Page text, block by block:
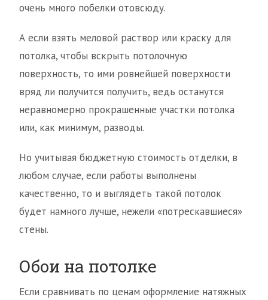
очень много побелки отовсюду.
А если взять меловой раствор или краску для
потолка, чтобы вскрыть потолочную
поверхность, то ими ровнейшей поверхности
вряд ли получится получить, ведь останутся
неравномерно прокрашенные участки потолка
или, как минимум, разводы.
Но учитывая бюджетную стоимость отделки, в
любом случае, если работы выполнены
качественно, то и выглядеть такой потолок
будет намного лучше, нежели «потрескавшиеся»
стены.
Обои на потолке
Если сравнивать по ценам оформление натяжных